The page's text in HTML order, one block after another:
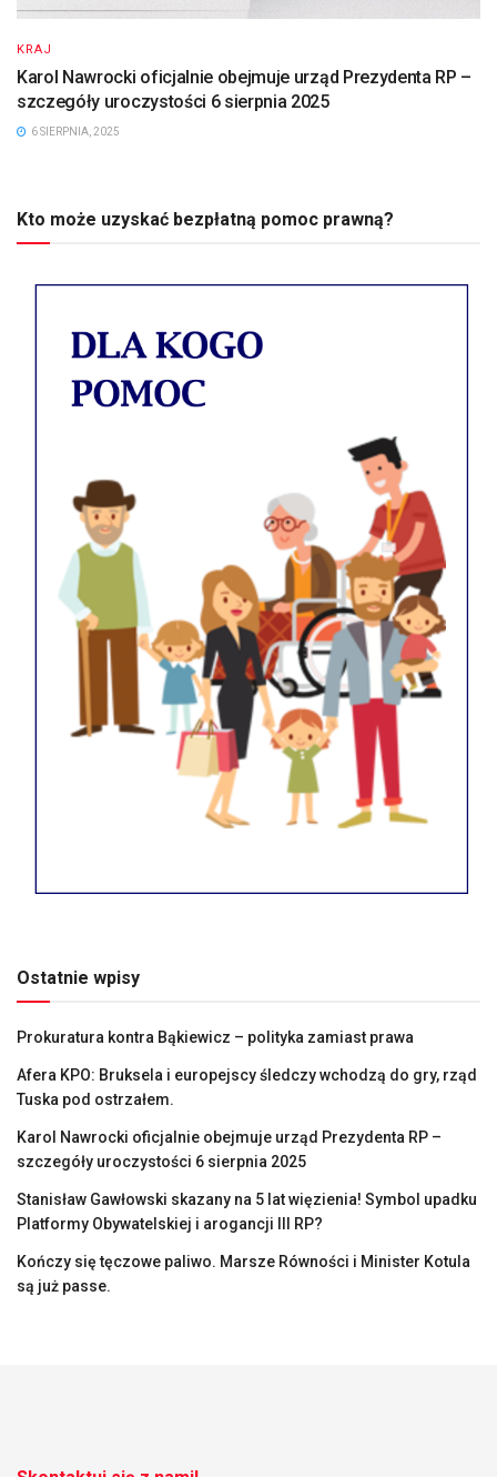
KRAJ
Karol Nawrocki oficjalnie obejmuje urząd Prezydenta RP –
szczegóły uroczystości 6 sierpnia 2025
6 SIERPNIA, 2025
Kto może uzyskać bezpłatną pomoc prawną?
Ostatnie wpisy
Prokuratura kontra Bąkiewicz – polityka zamiast prawa
Afera KPO: Bruksela i europejscy śledczy wchodzą do gry, rząd
Tuska pod ostrzałem.
Karol Nawrocki oficjalnie obejmuje urząd Prezydenta RP –
szczegóły uroczystości 6 sierpnia 2025
Stanisław Gawłowski skazany na 5 lat więzienia! Symbol upadku
Platformy Obywatelskiej i arogancji III RP?
Kończy się tęczowe paliwo. Marsze Równości i Minister Kotula
są już passe.